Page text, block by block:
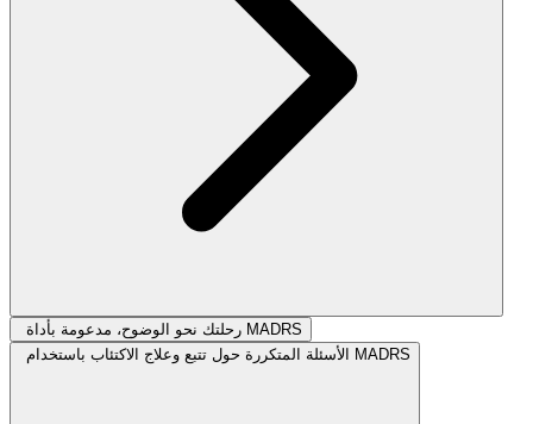
رحلتك نحو الوضوح، مدعومة بأداة MADRS
الأسئلة المتكررة حول تتبع وعلاج الاكتئاب باستخدام MADRS